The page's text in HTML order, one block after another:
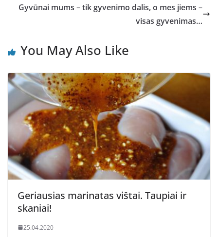
Gyvūnai mums – tik gyvenimo dalis, o mes jiems –
visas gyvenimas…
You May Also Like
Geriausias marinatas vištai. Taupiai ir
skaniai!
25.04.2020